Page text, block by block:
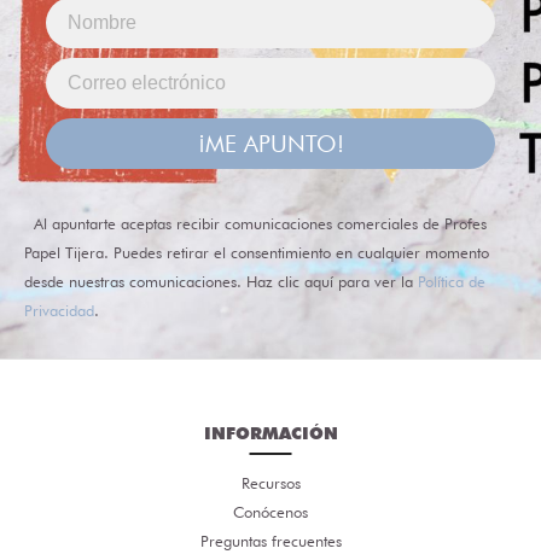
¡ME APUNTO!
Al apuntarte aceptas recibir comunicaciones comerciales de Profes
Papel Tijera. Puedes retirar el consentimiento en cualquier momento
desde nuestras comunicaciones. Haz clic aquí para ver la Política de
Privacidad.
INFORMACIÓN
Recursos
Conócenos
Preguntas frecuentes